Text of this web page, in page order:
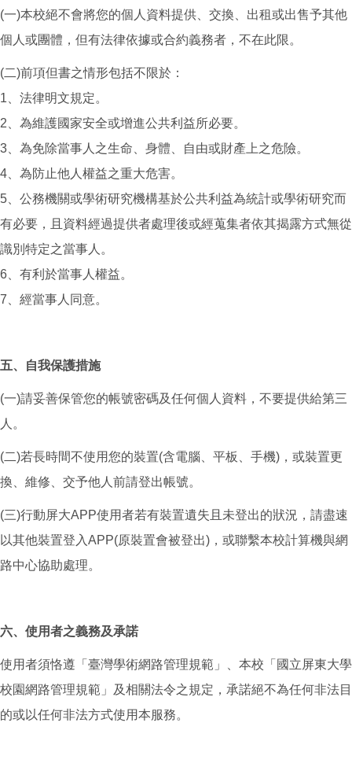
(一)本校絕不會將您的個人資料提供、交換、出租或出售予其他
個人或團體，但有法律依據或合約義務者，不在此限。
(二)前項但書之情形包括不限於：
1、法律明文規定。
2、為維護國家安全或增進公共利益所必要。
3、為免除當事人之生命、身體、自由或財產上之危險。
4、為防止他人權益之重大危害。
5、公務機關或學術研究機構基於公共利益為統計或學術研究而
有必要，且資料經過提供者處理後或經蒐集者依其揭露方式無從
識別特定之當事人。
6、有利於當事人權益。
7、經當事人同意。
五、自我保護措施
(一)請妥善保管您的帳號密碼及任何個人資料，不要提供給第三
人。
(二)若長時間不使用您的裝置(含電腦、平板、手機)，或裝置更
換、維修、交予他人前請登出帳號。
(三)行動屏大APP使用者若有裝置遺失且未登出的狀況，請盡速
以其他裝置登入APP(原裝置會被登出)，或聯繫本校計算機與網
路中心協助處理。
六、使用者之義務及承諾
使用者須恪遵「臺灣學術網路管理規範」、本校「國立屏東大學
校園網路管理規範」及相關法令之規定，承諾絕不為任何非法目
的或以任何非法方式使用本服務。